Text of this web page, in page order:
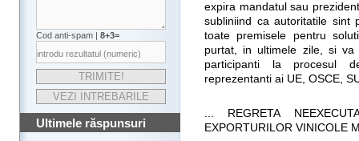
Cod anti-spam | 8+3=
Ultimele răspunsuri
expira mandatul sau
subliniind ca autoritatile sint
toate premisele pentru
purtat, in ultimele zile, si
participanti la procesul
reprezentanti ai UE, OSCE,
... REGRETA
EXPORTURILOR VINICOLE